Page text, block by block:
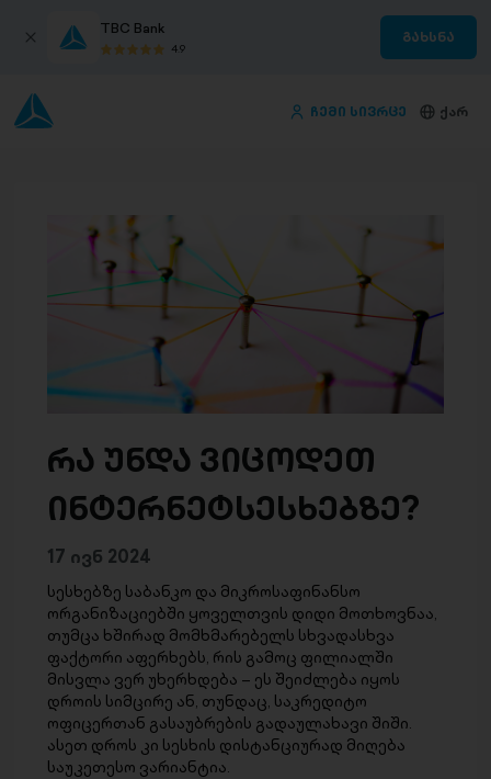
TBC Bank
4.9
გახსნა
ჩემი სივრცე ქარ
რა უნდა ვიცოდეთ
ინტერნეტსესხებზე?
17 ივნ 2024
სესხებზე საბანკო და მიკროსაფინანსო
ორგანიზაციებში ყოველთვის დიდი მოთხოვნაა,
თუმცა ხშირად მომხმარებელს სხვადასხვა
ფაქტორი აფერხებს, რის გამოც ფილიალში
მისვლა ვერ უხერხდება – ეს შეიძლება იყოს
დროის სიმცირე ან, თუნდაც, საკრედიტო
ოფიცერთან გასაუბრების გადაულახავი შიში.
ასეთ დროს კი სესხის დისტანციურად მიღება
საუკეთესო ვარიანტია.